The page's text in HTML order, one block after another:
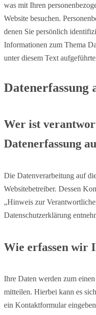
was mit Ihren
Website besuchen.
denen Sie persönlich
Informationen zum Thema
unter diesem Text
Datenerfassung
Wer ist
Datenerfassung
Die Datenverarbeitung auf
Websitebetreiber. Dessen
„Hinweis zur
Datenschutzerklärung
Wie erfassen wir
Ihre Daten werden zum
mitteilen. Hierbei kann es
ein Kontaktformular